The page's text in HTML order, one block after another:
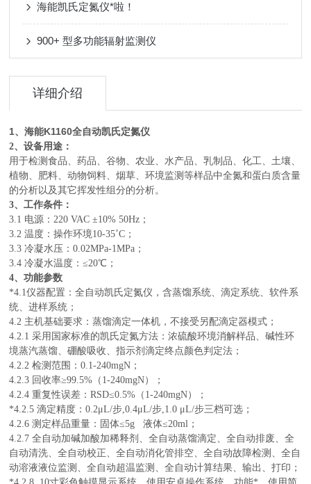
海能凯氏定氮仪*啦！
900+ 型多功能辐射监测仪
详细介绍
1、海能K1160全自动凯氏定氮仪
2、设备用途：
用于检测食品、药品、谷物、农业、水产品、乳制品、化工、土壤、
植物、肥料、动物饲料、烟草、环境监测等样品中全氮和蛋白质含量
的分析以及其它挥发性组分的分析。
3、工作条件：
3.1 电源：220 VAC ±10% 50Hz；
3.2 温度：操作环境10-35˚C；
3.3 冷凝水压：0.02MPa-1MPa；
3.4 冷凝水温度：≤20℃；
4、功能参数
*4.1仪器配置：全自动凯氏定氮仪，含蒸馏系统、滴定系统、软件系
统、进样系统；
4.2 主机基础要求：蒸馏滴定一体机，不接受另配滴定器模式；
4.2.1 采用国家标准的凯氏定氮方法：浓硫酸环境消解样品、碱性环
境蒸汽蒸馏、硼酸吸收、指示剂滴定终点颜色判定法；
4.2.2 检测范围：0.1-240mgN；
4.2.3 回收率≥99.5%（1-240mgN）；
4.2.4 重复性误差：RSD≤0.5%（1-240mgN）；
*4.2.5 滴定精度：0.2μL/步,0.4μL/步,1.0 μL/步三档可选；
4.2.6 测定样品重量：固体≤5g 液体≤20ml；
4.2.7 全自动加碱加酸加稀释剂、全自动蒸馏滴定、全自动排废、全
自动清洗、全自动校正、全自动消化管排空、全自动故障检测、全自
动溶液液位监测、全自动超温监测、全自动计算结果、输出、打印；